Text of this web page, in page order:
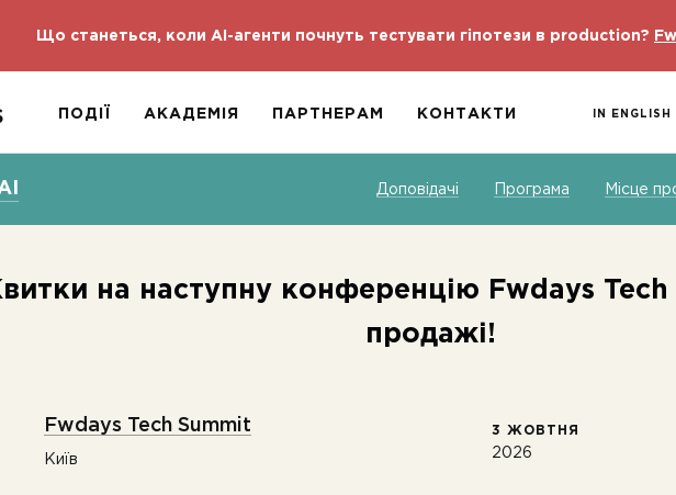
Що станеться, коли AI-агенти почнуть тестувати гіпотези в production?
ПОДІЇ АКАДЕМІЯ ПАРТНЕРАМ КОНТАКТИ IN ENGLISH
Доповідачі Програма Місце
на наступну конференцію Fwdays
продажі!
Fwdays Tech Summit
Київ
3 ЖОВТНЯ
2026